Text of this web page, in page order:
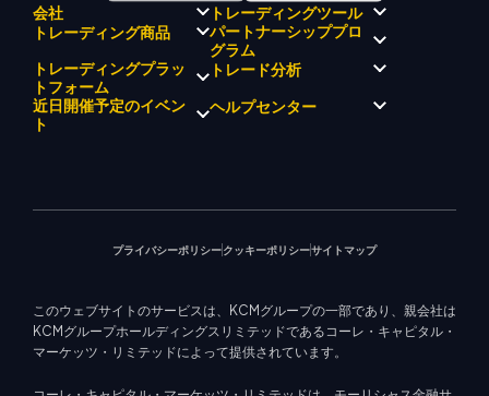
会社
KCMトレードについて
KCM トレードドリフトチーム
企業理念
企業ニュース
ビデオギャラリー
トレーディングツール
KCMトレード AI メンター
KCM トレードシグナルセンタ
ー
経済カレンダー
EA サポート (MT4)
トレーディング商品
外国為替
貴金属
エネルギー
株式インデックス
株式CFD
パートナーシッププロ
グラム
トレーディングプラッ
トフォーム
メタトレーダー 4
トレード分析
マーケットアナリストチーム
近日開催予定のイベン
ト
ヘルプセンター
プライバシーポリシークッキーポリシーサイトマップ
このウェブサイトのサービスは、KCMグループの一部であり、親会社は
KCMグループホールディングスリミテッドであるコーレ・キャピタル・
マーケッツ・リミテッドによって提供されています。